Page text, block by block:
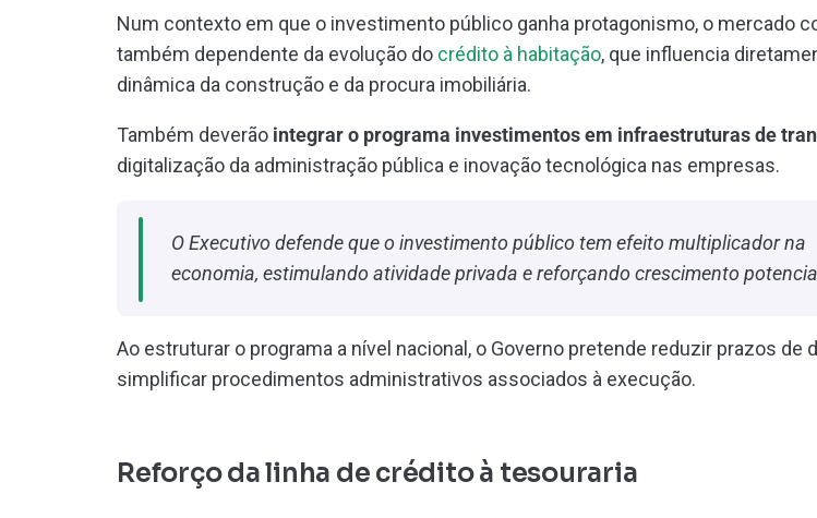
Num contexto em que o investimento público ganha protagonismo, o mercado
também dependente da evolução do crédito à habitação, que influencia
dinâmica da construção e da procura imobiliária.
Também deverão integrar o programa investimentos em infraestruturas de
digitalização da administração pública e inovação tecnológica nas empresas.
O Executivo defende que o investimento público tem efeito multiplicador na
economia, estimulando atividade privada e reforçando crescimento
Ao estruturar o programa a nível nacional, o Governo pretende reduzir prazos de
simplificar procedimentos administrativos associados à execução.
Reforço da linha de crédito à tesouraria